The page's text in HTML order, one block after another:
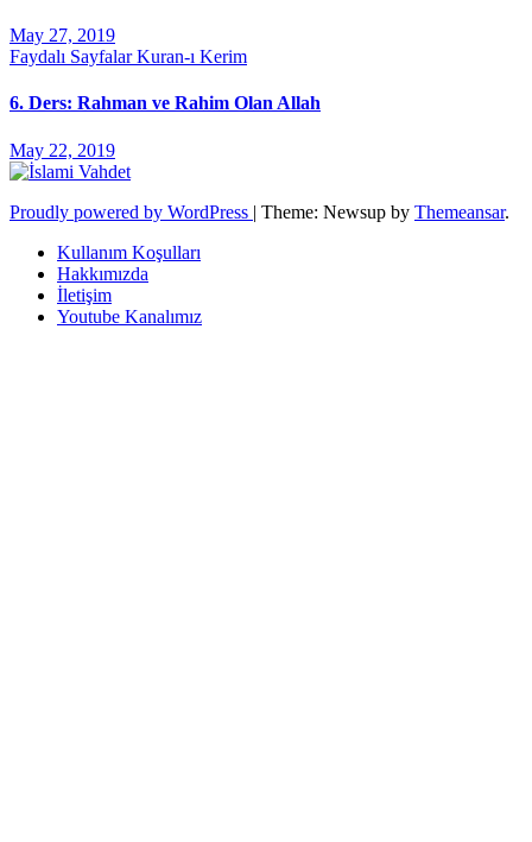
May 27, 2019
Faydalı SayfalarKuran-ı Kerim
6. Ders: Rahman ve Rahim Olan Allah
May 22, 2019
Proudly powered by WordPress | Theme: Newsup by Themeansar.
Kullanım Koşulları
Hakkımızda
İletişim
Youtube Kanalımız